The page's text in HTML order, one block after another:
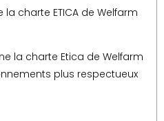
la charte ETICA de Welfarm
la charte Etica de Welfarm
plus respectueux